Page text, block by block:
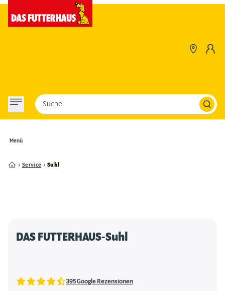
Menü
Suche
Service Suhl
DAS FUTTERHAUS-Suhl
395 Google Rezensionen